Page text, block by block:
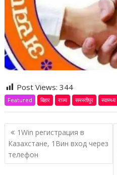
Post Views:344
Featured बिहार राज्य समस्तीपुर स्वास्थ्य
P
o
s
1Win регистрация в
Казахстане, 1Вин вход через
телефон